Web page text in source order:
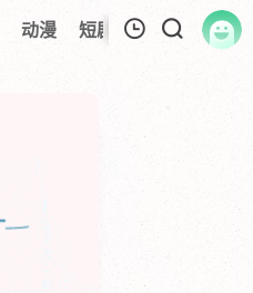
动漫 短剧大全 纪录片